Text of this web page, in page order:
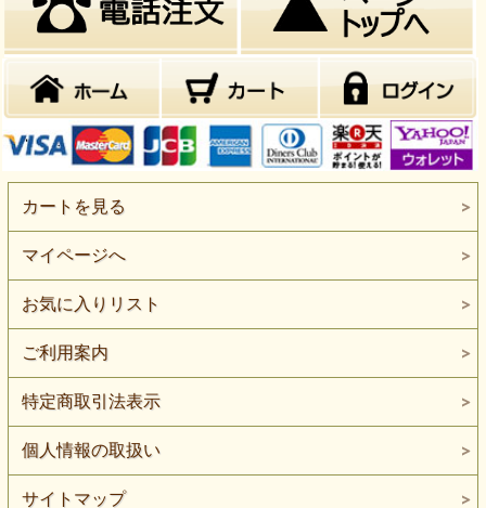
カートを見る
マイページへ
お気に入りリスト
ご利用案内
特定商取引法表示
個人情報の取扱い
サイトマップ